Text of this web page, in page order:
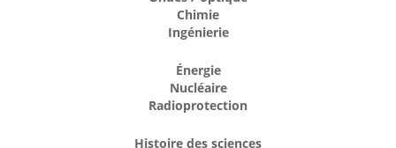
Chimie
Ingénierie
Énergie
Nucléaire
Radioprotection
Histoire des sciences